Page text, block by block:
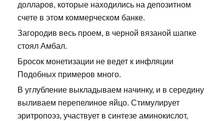
долларов, которые находились на депозитном
счете в этом коммерческом банке.
Загородив весь проем, в черной вязаной шапке
стоял Амбал.
Бросок монетизации не ведет к инфляции
Подобных примеров много.
В углубление выкладываем начинку, и в середину
выливаем перепелиное яйцо. Стимулирует
эритропоэз, участвует в синтезе аминокислот,